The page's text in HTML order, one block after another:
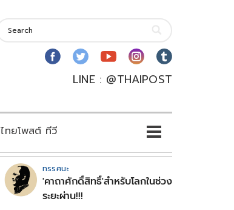
LINE : @THAIPOST
ไทยโพสต์ ทีวี
ทรรศนะ
'คาถาศักดิ์สิทธิ์'สำหรับโลกในช่วง
ระยะผ่าน!!!